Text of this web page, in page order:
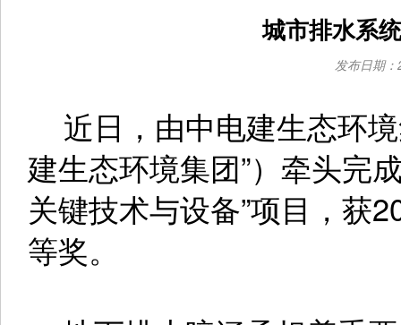
城市排水系
发布日期
近日，由中电建生态环
建生态环境集团”）牵头完
关键技术与设备”项目，获
等奖。